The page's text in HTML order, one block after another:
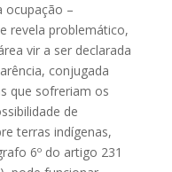
ocupação –
revela problemático,
vir a ser declarada
conjugada
que sofreriam os
de
terras indígenas,
6º do artigo 231